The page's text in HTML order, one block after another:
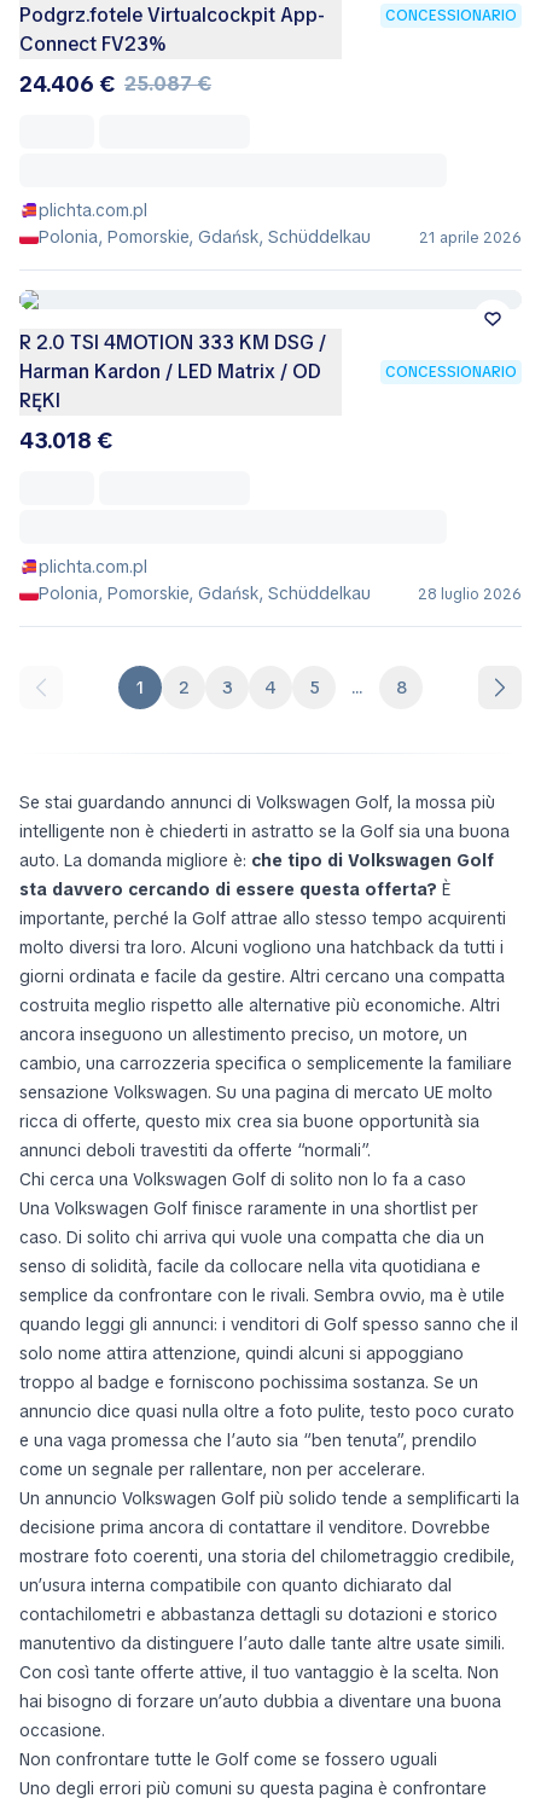
Podgrz.fotele Virtualcockpit App-
Connect FV23%
CONCESSIONARIO
24.406 € 25.087 €
plichta.com.pl
Polonia, Pomorskie, Gdańsk, Schüddelkau
21 aprile 2026
R 2.0 TSI 4MOTION 333 KM DSG /
Harman Kardon / LED Matrix / OD
RĘKI
CONCESSIONARIO
43.018 €
plichta.com.pl
Polonia, Pomorskie, Gdańsk, Schüddelkau
28 luglio 2026
1 2 3 4 5 ... 8
Se stai guardando annunci di Volkswagen Golf, la mossa più
intelligente non è chiederti in astratto se la Golf sia una buona
auto. La domanda migliore è: che tipo di Volkswagen Golf
sta davvero cercando di essere questa offerta? È
importante, perché la Golf attrae allo stesso tempo acquirenti
molto diversi tra loro. Alcuni vogliono una hatchback da tutti i
giorni ordinata e facile da gestire. Altri cercano una compatta
costruita meglio rispetto alle alternative più economiche. Altri
ancora inseguono un allestimento preciso, un motore, un
cambio, una carrozzeria specifica o semplicemente la familiare
sensazione Volkswagen. Su una pagina di mercato UE molto
ricca di offerte, questo mix crea sia buone opportunità sia
annunci deboli travestiti da offerte “normali”.
Chi cerca una Volkswagen Golf di solito non lo fa a caso
Una Volkswagen Golf finisce raramente in una shortlist per
caso. Di solito chi arriva qui vuole una compatta che dia un
senso di solidità, facile da collocare nella vita quotidiana e
semplice da confrontare con le rivali. Sembra ovvio, ma è utile
quando leggi gli annunci: i venditori di Golf spesso sanno che il
solo nome attira attenzione, quindi alcuni si appoggiano
troppo al badge e forniscono pochissima sostanza. Se un
annuncio dice quasi nulla oltre a foto pulite, testo poco curato
e una vaga promessa che l’auto sia “ben tenuta”, prendilo
come un segnale per rallentare, non per accelerare.
Un annuncio Volkswagen Golf più solido tende a semplificarti la
decisione prima ancora di contattare il venditore. Dovrebbe
mostrare foto coerenti, una storia del chilometraggio credibile,
un’usura interna compatibile con quanto dichiarato dal
contachilometri e abbastanza dettagli su dotazioni e storico
manutentivo da distinguere l’auto dalle tante altre usate simili.
Con così tante offerte attive, il tuo vantaggio è la scelta. Non
hai bisogno di forzare un’auto dubbia a diventare una buona
occasione.
Non confrontare tutte le Golf come se fossero uguali
Uno degli errori più comuni su questa pagina è confrontare